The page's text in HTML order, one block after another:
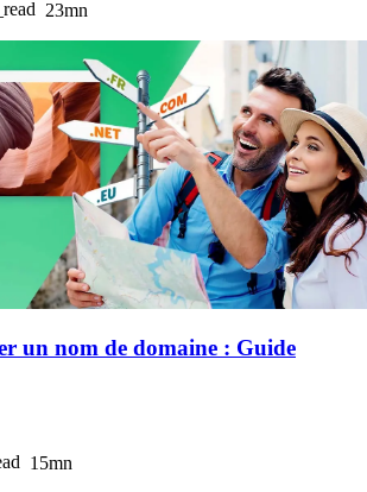
23mn
un nom de domaine : Guide
15mn